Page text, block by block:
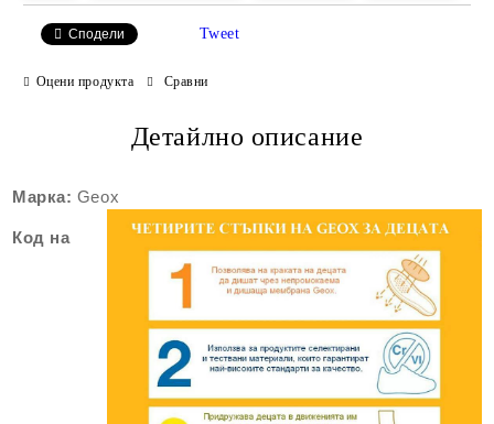
Сподели Tweet
Оцени продукта Сравни
Детайлно описание
Марка: Geox
Код на